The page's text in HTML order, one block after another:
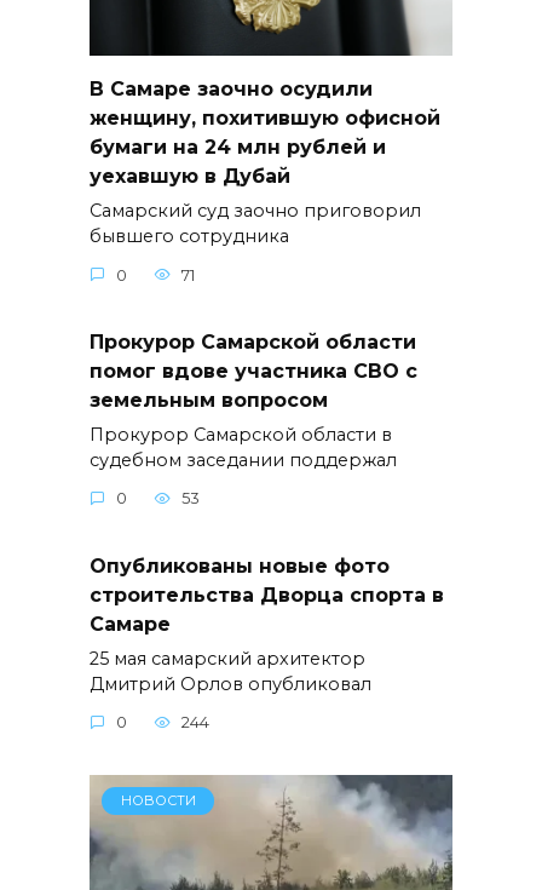
В Самаре заочно осудили
женщину, похитившую офисной
бумаги на 24 млн рублей и
уехавшую в Дубай
Самарский суд заочно приговорил
бывшего сотрудника
0 71
Прокурор Самарской области
помог вдове участника СВО с
земельным вопросом
Прокурор Самарской области в
судебном заседании поддержал
0 53
Опубликованы новые фото
строительства Дворца спорта в
Самаре
25 мая самарский архитектор
Дмитрий Орлов опубликовал
0 244
НОВОСТИ